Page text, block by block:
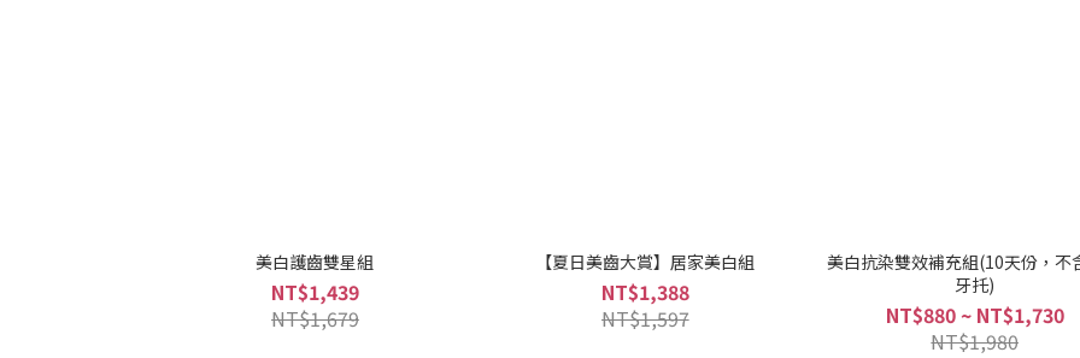
美白護齒雙星組
NT$1,439
NT$1,679
【夏日美齒大賞】居家美白組
NT$1,388
NT$1,597
美白抗染雙效補充組(10天份，不
牙托)
NT$880 ~ NT$1,730
NT$1,980